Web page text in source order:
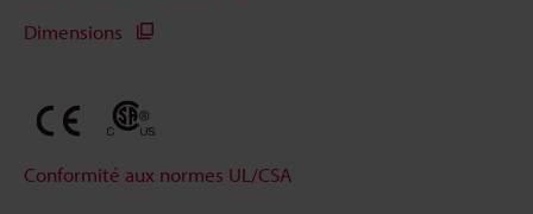
Dimensions
Conformité aux normes UL/CSA